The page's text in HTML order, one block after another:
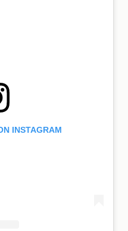
INSTAGRAM